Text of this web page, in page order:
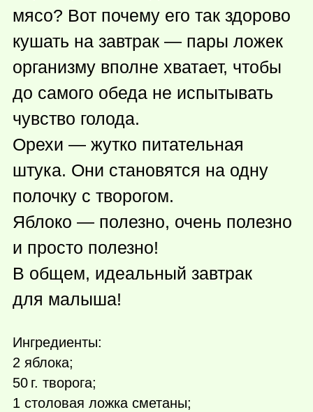
мясо? Вот почему его так здорово
кушать на завтрак — пары ложек
организму вполне хватает, чтобы
до самого обеда не испытывать
чувство голода.
Орехи — жутко питательная
штука. Они становятся на одну
полочку с творогом.
Яблоко — полезно, очень полезно
и просто полезно!
В общем, идеальный завтрак
для малыша!
Ингредиенты:
2 яблока;
50 г. творога;
1 столовая ложка сметаны;